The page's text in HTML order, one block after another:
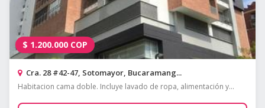
$ 1.200.000 COP
Cra. 28 #42-47, Sotomayor, Bucaramang...
Habitacion cama doble. Incluye lavado de ropa, alimentación y...